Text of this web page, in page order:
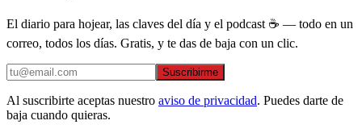
El diario para hojear, las claves del día y el podcast ☕ — todo en un
correo, todos los días. Gratis, y te das de baja con un clic.
Suscribirme
Al suscribirte aceptas nuestro aviso de privacidad. Puedes darte de
baja cuando quieras.